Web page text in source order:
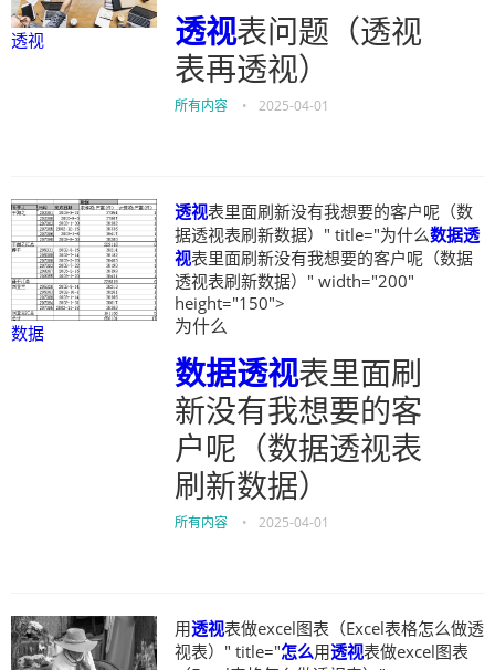
透视 透视表问题（透视
表再透视）
所有内容 • 2025-04-01
数据
透视表里面刷新没有我想要的客户呢（数
据透视表刷新数据）" title="为什么数据透
视表里面刷新没有我想要的客户呢（数据
透视表刷新数据）" width="200"
height="150">
为什么
数据透视表里面刷
新没有我想要的客
户呢（数据透视表
刷新数据）
所有内容 • 2025-04-01
用透视表做excel图表（Excel表格怎么做透
视表）" title="怎么用透视表做excel图表